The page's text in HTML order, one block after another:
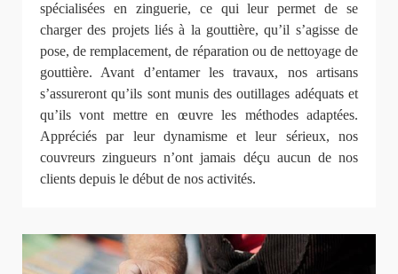
spécialisées en zinguerie, ce qui leur permet de se
charger des projets liés à la gouttière, qu’il s’agisse de
pose, de remplacement, de réparation ou de nettoyage de
gouttière. Avant d’entamer les travaux, nos artisans
s’assureront qu’ils sont munis des outillages adéquats et
qu’ils vont mettre en œuvre les méthodes adaptées.
Appréciés par leur dynamisme et leur sérieux, nos
couvreurs zingueurs n’ont jamais déçu aucun de nos
clients depuis le début de nos activités.